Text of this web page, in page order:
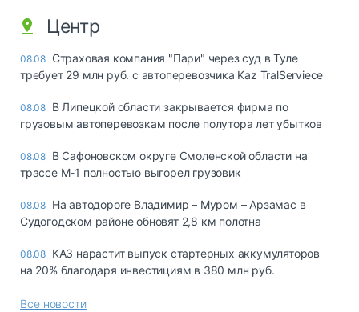
Центр
08.08 Страховая компания "Пари" через суд в Туле
требует 29 млн руб. с автоперевозчика Kaz TralServiece
08.08 В Липецкой области закрывается фирма по
грузовым автоперевозкам после полутора лет убытков
08.08 В Сафоновском округе Смоленской области на
трассе М-1 полностью выгорел грузовик
08.08 На автодороге Владимир – Муром – Арзамас в
Судогодском районе обновят 2,8 км полотна
08.08 КАЗ нарастит выпуск стартерных аккумуляторов
на 20% благодаря инвестициям в 380 млн руб.
Все новости